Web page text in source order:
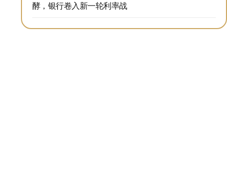
酵，银行卷入新一轮利率战